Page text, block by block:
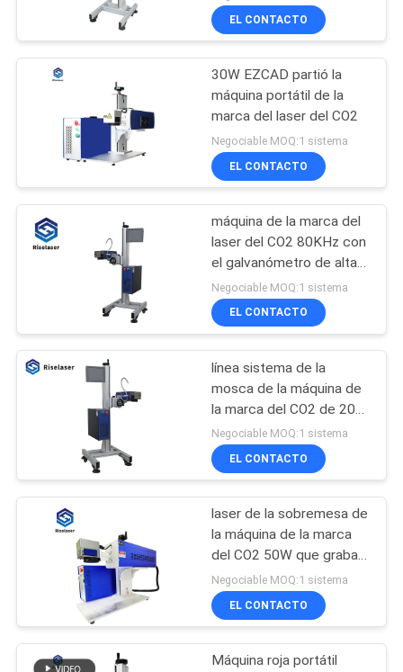
SITIO
PRIVACY
POLICYFibra de la marca
del laser de la
máquina
221
UV máquina de
marcado láser
Soldadora de laser
EL CONTACTO
30W EZCAD partió la
máquina portátil de la
marca del laser del CO2
Negociable MOQ:1 sistema
EL CONTACTO
máquina de la marca del
laser del CO2 80KHz con
el galvanómetro de alta
velocidad
Negociable MOQ:1 sistema
EL CONTACTO
línea sistema de la
mosca de la máquina de
la marca del CO2 de 20W
30W de la marca para la
botella plástica
Negociable MOQ:1 sistema
EL CONTACTO
laser de la sobremesa de
la máquina de la marca
del CO2 50W que graba
al agua fuerte la máquina
Negociable MOQ:1 sistema
EL CONTACTO
Máquina roja portátil